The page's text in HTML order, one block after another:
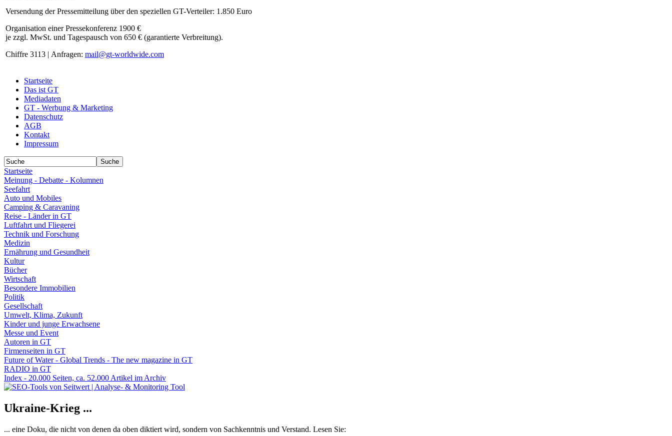
Versendung der Pressemitteilung über den speziellen GT-Verteiler: 1.850 Euro
Organisation einer Pressekonferenz 1900 €
je zzgl. MwSt. und Tagespausch von 650 € (garantierte Verbreitung).
Chiffre 3113 | Anfragen: mail@gt-worldwide.com
Startseite
Das ist GT
Mediadaten
GT - Werbung & Marketing
Datenschutz
AGB
Kontakt
Impressum
Startseite
Meinung - Debatte - Kolumnen
Seefahrt
Auto und Mobiles
Camping & Caravaning
Reise - Länder in GT
Luftfahrt und Fliegerei
Technik und Forschung
Medizin
Ernährung und Gesundheit
Kultur
Bücher
Wirtschaft
Besondere Immobilien
Politik
Gesellschaft
Umwelt, Klima, Zukunft
Kinder und junge Erwachsene
Messe und Event
Autoren in GT
Firmenseiten in GT
Future of Water - Global Trends - The new magazine in GT
RADIO in GT
Index - 20.000 Seiten, ca. 52.000 Artikel im Archiv
Ukraine-Krieg ...
... eine Doku, die nicht von denen da oben diktiert wird, sondern von Sachkenntnis und Verstand. Lesen Sie: